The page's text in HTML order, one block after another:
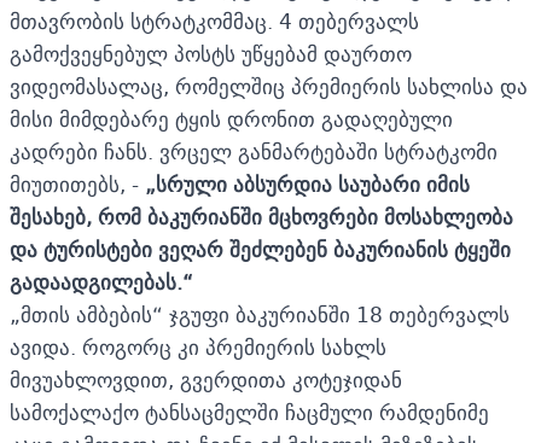
მთავრობის სტრატკომმაც. 4 თებერვალს
გამოქვეყნებულ პოსტს უწყებამ დაურთო
ვიდეომასალაც, რომელშიც პრემიერის სახლისა და
მისი მიმდებარე ტყის დრონით გადაღებული
კადრები ჩანს. ვრცელ განმარტებაში სტრატკომი
მიუთითებს, - „სრული აბსურდია საუბარი იმის
შესახებ, რომ ბაკურიანში მცხოვრები მოსახლეობა
და ტურისტები ვეღარ შეძლებენ ბაკურიანის ტყეში
გადაადგილებას.“
„მთის ამბების“ ჯგუფი ბაკურიანში 18 თებერვალს
ავიდა. როგორც კი პრემიერის სახლს
მივუახლოვდით, გვერდითა კოტეჯიდან
სამოქალაქო ტანსაცმელში ჩაცმული რამდენიმე